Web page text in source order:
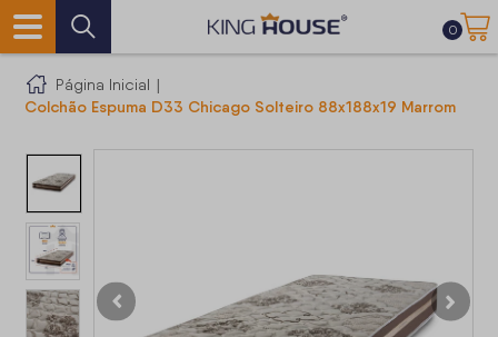
0
Página Inicial |
Colchão Espuma D33 Chicago Solteiro 88x188x19 Marrom